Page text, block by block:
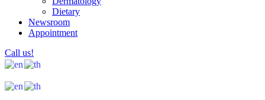
Dietary
Newsroom
Appointment
Call us!